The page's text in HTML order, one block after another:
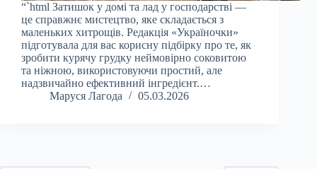
“`html Затишок у домі та лад у господарстві —
це справжнє мистецтво, яке складається з
маленьких хитрощів. Редакція «Україночки»
підготувала для вас корисну підбірку про те, як
зробити курячу грудку неймовірно соковитою
та ніжною, використовуючи простий, але
надзвичайно ефективний інгредієнт.…
Маруся Лагода
05.03.2026